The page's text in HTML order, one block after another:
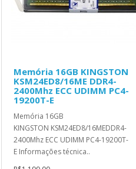
Memória 16GB KINGSTON
KSM24ED8/16ME DDR4-
2400Mhz ECC UDIMM PC4-
19200T-E
Memória 16GB
KINGSTON KSM24ED8/16MEDDR4-
2400Mhz ECC UDIMM PC4-19200T-
E Informações técnica..